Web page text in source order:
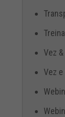
Vez
Vez e